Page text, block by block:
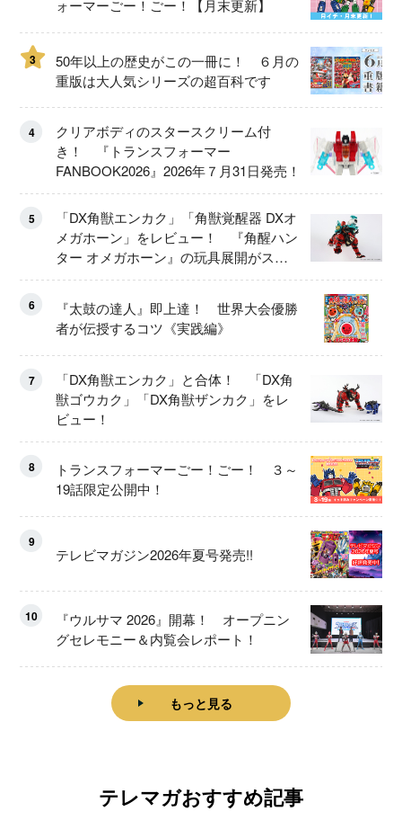
ォーマーごー！ごー！【月末更新】
3
50年以上の歴史がこの一冊に！ ６月の
重版は大人気シリーズの超百科です
4
クリアボディのスタースクリーム付
き！ 『トランスフォーマー
FANBOOK2026』2026年７月31日発売！
5
「DX角獣エンカク」「角獣覚醒器 DXオ
メガホーン」をレビュー！ 『角醒ハン
ター オメガホーン』の玩具展開がスタ
ート！
6
『太鼓の達人』即上達！ 世界大会優勝
者が伝授するコツ《実践編》
7
「DX角獣エンカク」と合体！ 「DX角
獣ゴウカク」「DX角獣ザンカク」をレ
ビュー！
8
トランスフォーマーごー！ごー！ ３～
19話限定公開中！
9
テレビマガジン2026年夏号発売!!
10
『ウルサマ 2026』開幕！ オープニン
グセレモニー＆内覧会レポート！
もっと見る
テレマガおすすめ記事